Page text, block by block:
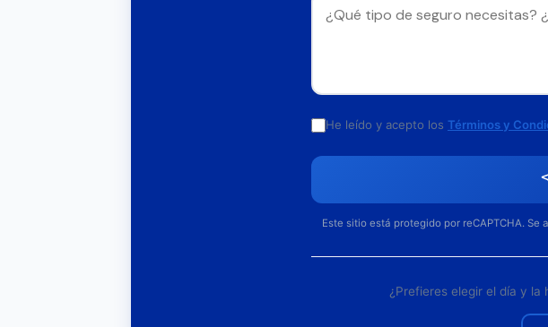
He leído y acepto los Términos y
Este sitio está protegido por reCAPTCHA. Se
¿Prefieres elegir el día y la